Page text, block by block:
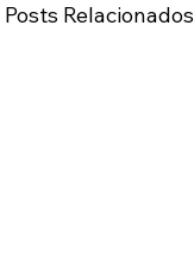
Posts Relacionados